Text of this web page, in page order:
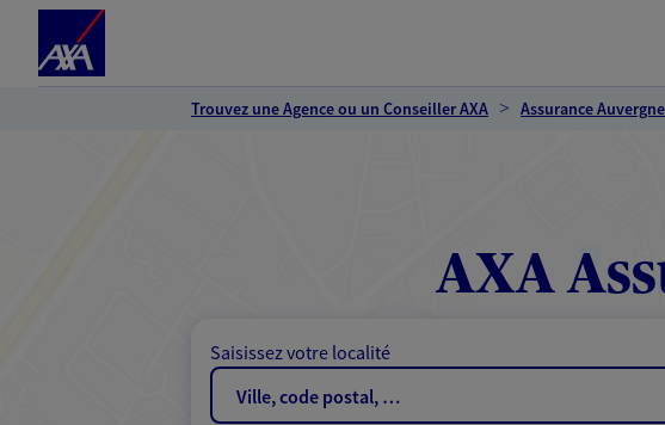
Trouvez une Agence ou un Conseiller AXA Assurance
AXA
Saisissez votre localité